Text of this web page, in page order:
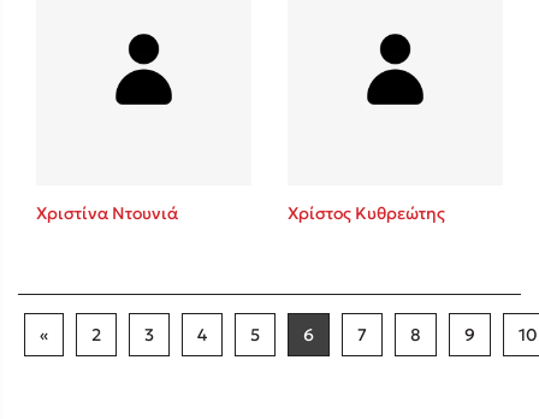
Χριστίνα Ντουνιά Χρίστος Κυθρεώτης
« 2 3 4 5 6 7 8 9 10